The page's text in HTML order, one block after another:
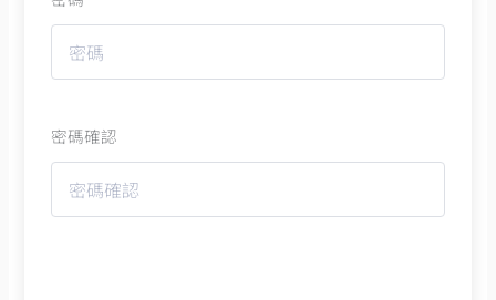
密碼確認